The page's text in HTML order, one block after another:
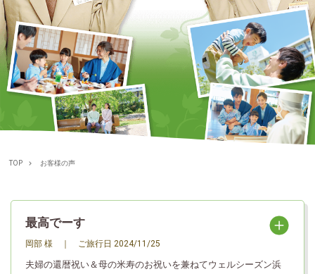
TOP お客様の声
最高でーす
岡部 様 ご旅行日 2024/11/25
夫婦の還暦祝い＆母の米寿のお祝いを兼ねてウェルシーズン浜